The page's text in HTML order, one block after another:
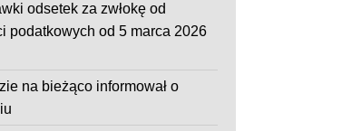
odsetek za zwłokę od
podatkowych od 5 marca 2026
na bieżąco informował o